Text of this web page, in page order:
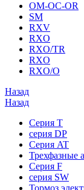
OM-OC-OR
SM
RXV
RXO
RXO/TR
RXO
RXO/O
Назад
Назад
Серия T
серия DP
Серия AT
Трехфазные
Серия F
серия SW